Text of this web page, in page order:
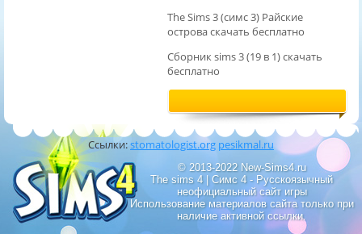
The Sims 3 (симс 3) Райские
острова скачать бесплатно
Сборник sims 3 (19 в 1) скачать
бесплатно
© 2013-2022 New-Sims4.ru
The sims 4 | Симс 4 - Русскоязычный
неофициальный сайт игры
Использование материалов сайта только при
наличие активной ссылки.
Ссылки:stomatologist.org pesikmal.ru